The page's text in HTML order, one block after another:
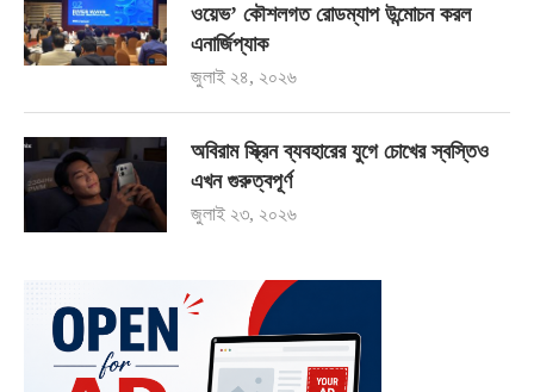
ওয়েভ’ কৌশলগত রোডম্যাপ উন্মোচন করল
এনার্জিপ্যাক
জুলাই ২৪, ২০২৬
অবিরাম স্ক্রিন ব্যবহারের যুগে চোখের স্বস্তিও
এখন গুরুত্বপূর্ণ
জুলাই ২৩, ২০২৬